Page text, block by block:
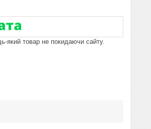
який товар не покидаючи сайту.